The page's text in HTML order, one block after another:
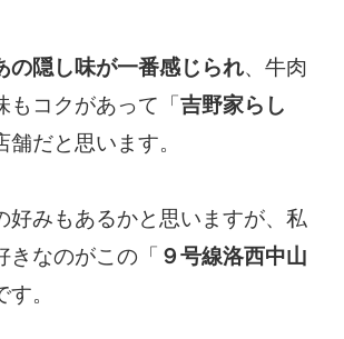
の隠し味が一番感じられ、牛肉
もコクがあって「吉野家らし
舗だと思います。
好みもあるかと思いますが、私
きなのがこの「 ９号線洛西中山
。